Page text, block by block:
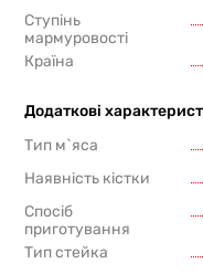
Ступінь
мармуровості
Країна
Додаткові
Тип м`яса
Наявність кістки
Спосіб
приготування
Тип стейка